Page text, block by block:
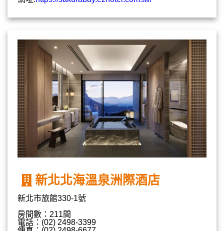
新北北海溫泉洲際酒店
新北市旅館330-1號
房間數：211間
電話：(02) 2498-3399